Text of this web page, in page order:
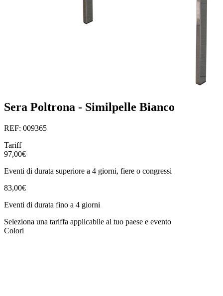
Sera Poltrona - Similpelle Bianco
REF: 009365
Tariff
97,00€
Eventi di durata superiore a 4 giorni, fiere o congressi
83,00€
Eventi di durata fino a 4 giorni
Seleziona una tariffa applicabile al tuo paese e evento
Colori